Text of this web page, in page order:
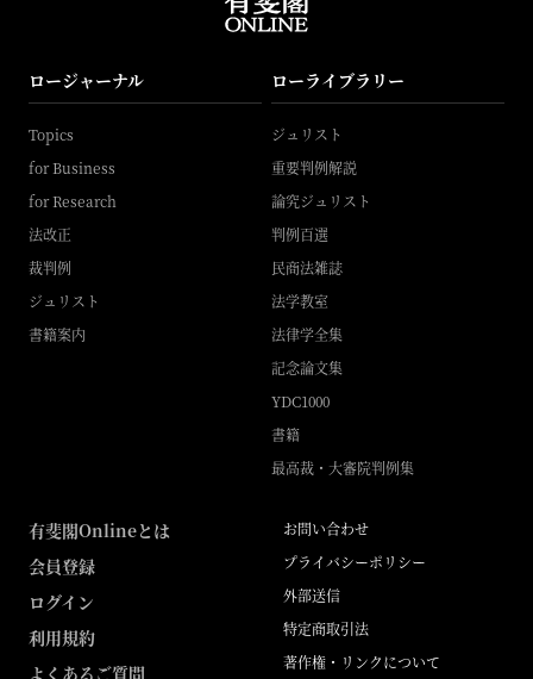
ロージャーナル
Topics
for Business
for Research
法改正
裁判例
ジュリスト
書籍案内
ローライブラリー
ジュリスト
重要判例解説
論究ジュリスト
判例百選
民商法雑誌
法学教室
法律学全集
記念論文集
YDC1000
書籍
最高裁・大審院判例集
有斐閣Onlineとは
会員登録
ログイン
利用規約
よくあるご質問
お問い合わせ
プライバシーポリシー
外部送信
特定商取引法
著作権・リンクについて